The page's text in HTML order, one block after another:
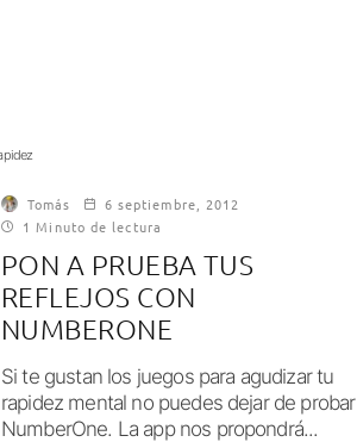
Tomás
6 septiembre, 2012
1 Minuto de lectura
PON A PRUEBA TUS
REFLEJOS CON
NUMBERONE
Si te gustan los juegos para agudizar tu
rapidez mental no puedes dejar de probar
NumberOne. La app nos propondrá...